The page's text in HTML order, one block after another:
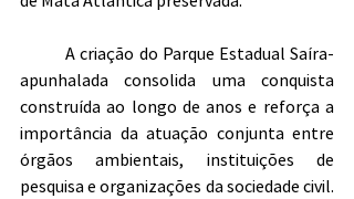
	A criação do Parque Estadual Saíra-
apunhalada consolida uma conquista
construída ao longo de anos e reforça a
importância da atuação conjunta entre
órgãos ambientais, instituições de
pesquisa e organizações da sociedade civil.